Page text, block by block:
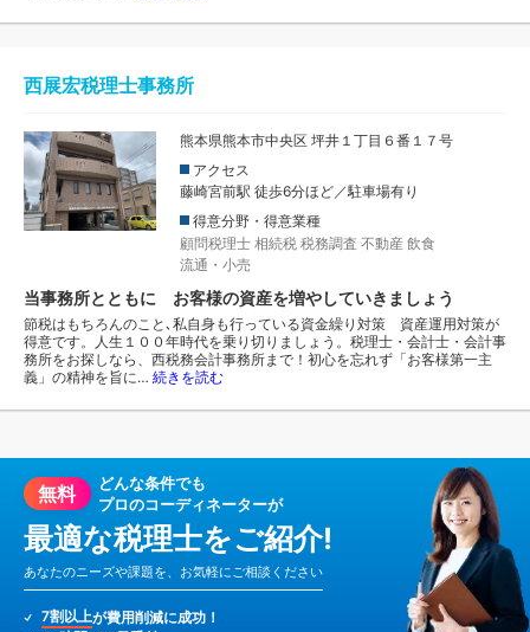
西展宏税理士事務所
熊本県熊本市中央区 坪井１丁目６番１７号
アクセス
藤崎宮前駅 徒歩6分ほど／駐車場有り
得意分野・得意業種
顧問税理士 相続税 税務調査 不動産 飲食
流通・小売
当事務所とともに お客様の資産を増やしていきましょう
節税はもちろんのこと､私自身も行っている資金繰り対策 資産運用対策が
得意です。人生１００年時代を乗り切りましょう。税理士・会計士・会計事
務所をお探しなら、西税務会計事務所まで！初心を忘れず「お客様第一主
義」の精神を旨に… 続きを読む
無料
どんな条件でも
プロのコーディネーターが
最適な税理士をご紹介!
あなたのニーズや課題を、お気軽にご相談ください
7割以上が費用削減に成功！